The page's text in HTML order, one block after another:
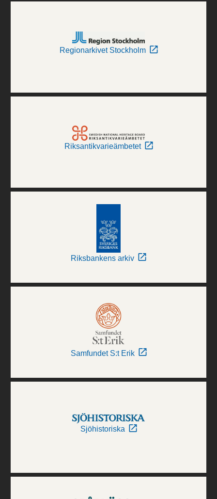
Regionarkivet Stockholm
Riksantikvarieämbetet
Riksbankens arkiv
Samfundet S:t Erik
Sjöhistoriska